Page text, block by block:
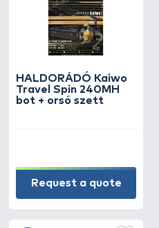
HALDORÁDÓ Kaiwo
Travel Spin 240MH
bot + orsó szett
Request a quote